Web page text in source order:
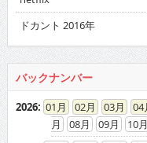
2026:01 02 03 04
08
2025: 01 02 03 04
08
09 10